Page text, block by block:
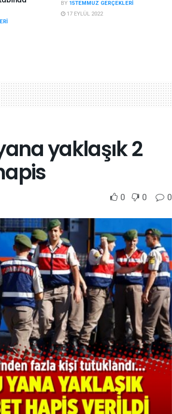
BY 15TEMMUZ GERÇEKLERI
17 EYLÜL 2022
yaklaşık 2
0 0 0